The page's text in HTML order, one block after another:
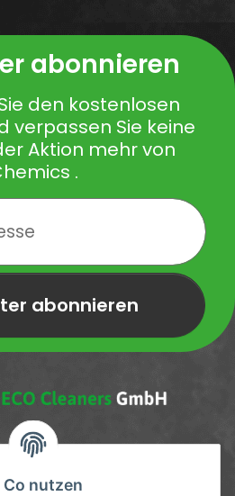
nutzen
abonnieren
den kostenlosen
verpassen Sie keine
Aktion mehr von
.
abonnieren